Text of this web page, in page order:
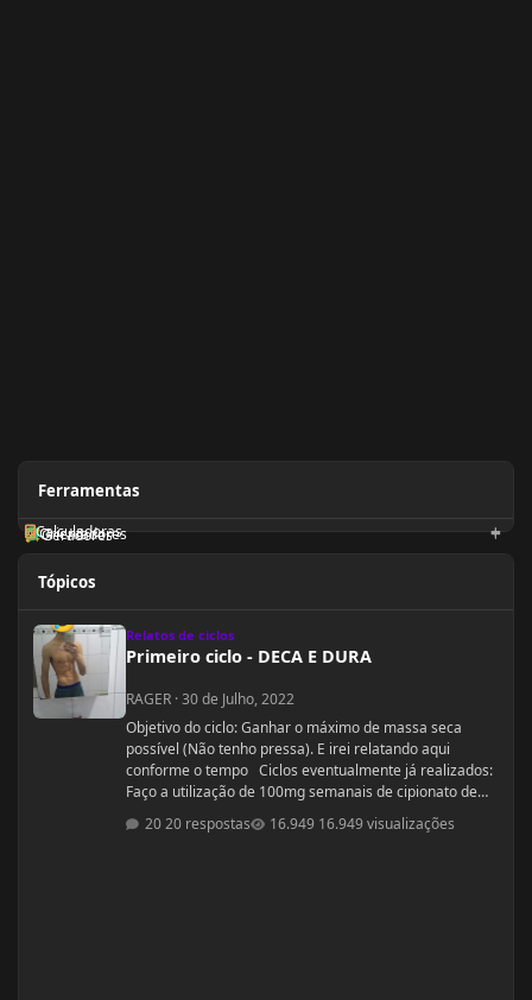
Ferramentas
Geradores
Orientadores
Calculadoras
Tópicos
Relatos de ciclos
Primeiro ciclo - DECA E DURA
RAGER ·30 de Julho, 2022
Objetivo do ciclo: Ganhar o máximo de massa seca
possível (Não tenho pressa). E irei relatando aqui
conforme o tempo Ciclos eventualmente já realizados:
Faço a utilização de 100mg semanais de cipionato de
testosterona a 1 ano (TRT legítima) em decorrência de
hipofunção testiscular diagnosticada e que já foi
20 respostas 16.949 visualizações